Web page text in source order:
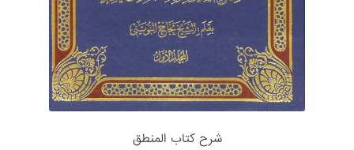
سبد خرید
قوانین و مقررات
شرح کتاب المنطق